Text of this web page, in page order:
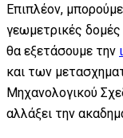
Επιπλέον,
γεωμετρικές δομές
θα εξετάσουμε την
και των
Μηχανολογικού
αλλάξει την